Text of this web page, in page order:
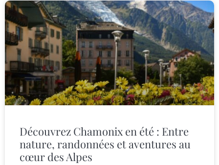
Découvrez Chamonix en été : Entre
nature, randonnées et aventures au
cœur des Alpes